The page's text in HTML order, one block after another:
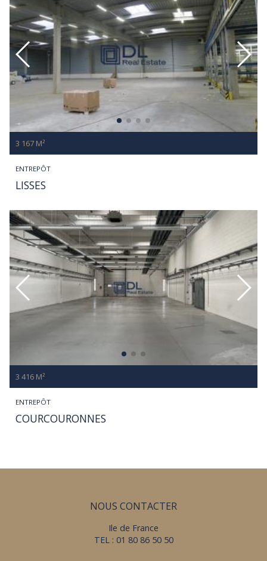
ENTREPÔT
LISSES
3 167 M²
ENTREPÔT
COURCOURONNES
3 416 M²
NOUS CONTACTER
Ile de France
TEL : 01 80 86 50 50